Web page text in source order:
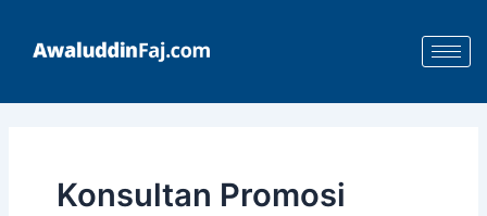
content
Konsultan Promosi